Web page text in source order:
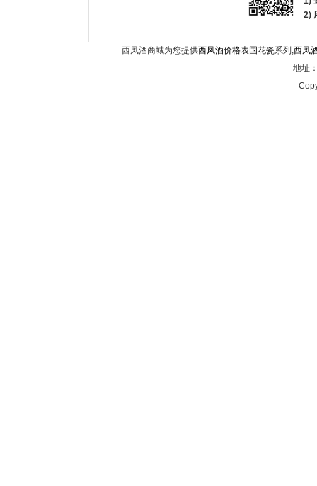
2)
西凤酒商城为您提供西凤酒价格表国花瓷系列, 西凤
地址